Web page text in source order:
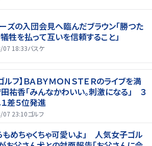
ズの入団会見へ臨んだブラウン「勝つた
牲を払って互いを信頼すること」
07 18:33バスケ
ルフ】ＢＡＢＹＭＯＮＳＴＥＲのライブを満
祐香「みんなかわいい。刺激になる」 ３
差５位発進
07 23:10ゴルフ
もめちゃくちゃ可愛いよ」 人気女子ゴル